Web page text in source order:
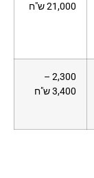
21,000 ש"ח
2,300 –
3,400 ש"ח